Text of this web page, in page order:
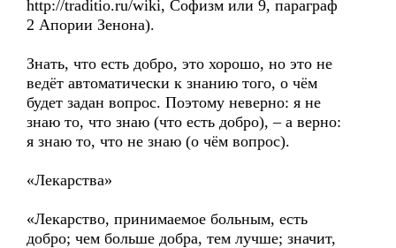
http://traditio.ru/wiki, Софизм или 9, параграф
2 Апории Зенона).
Знать, что есть добро, это хорошо, но это не
ведёт автоматически к знанию того, о чём
будет задан вопрос. Поэтому неверно: я не
знаю то, что знаю (что есть добро), – а верно:
я знаю то, что не знаю (о чём вопрос).
«Лекарства»
«Лекарство, принимаемое больным, есть
добро; чем больше добра, тем лучше; значит,